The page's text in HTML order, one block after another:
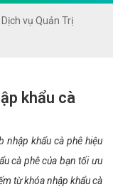
Dịch vụ Quản Trị
khẩu cà
nhập khẩu cà phê hiệu
cà phê của bạn tối ưu
từ khóa nhập khẩu cà